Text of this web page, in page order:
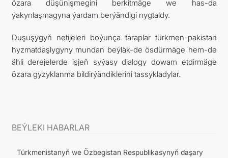
özara düşünişmegini berkitmäge we has-da
ýakynlaşmagyna ýardam berýändigi nygtaldy.
Duşuşygyň netijeleri boýunça taraplar türkmen-pakistan
hyzmatdaşlygyny mundan beýläk-de ösdürmäge hem-de
ähli derejelerde işjeň syýasy dialogy dowam etdirmäge
özara gyzyklanma bildirýändiklerini tassykladylar.
BEÝLEKI HABARLAR
Türkmenistanyň we Özbegistan Respublikasynyň daşary